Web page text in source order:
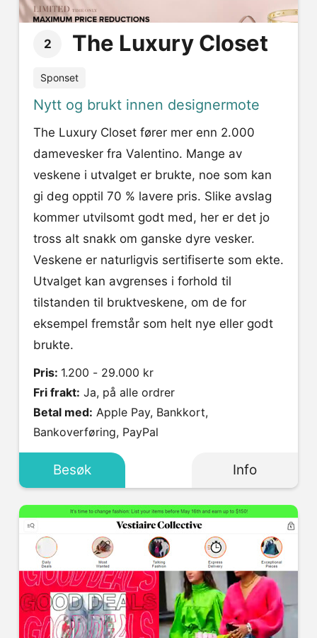
2 The Luxury Closet
Sponset
Nytt og brukt innen designermote
The Luxury Closet fører mer enn 2.000
damevesker fra Valentino. Mange av
veskene i utvalget er brukte, noe som kan
gi deg opptil 70 % lavere pris. Slike avslag
kommer utvilsomt godt med, her er det jo
tross alt snakk om ganske dyre vesker.
Veskene er naturligvis sertifiserte som ekte.
Utvalget kan avgrenses i forhold til
tilstanden til bruktveskene, om de for
eksempel fremstår som helt nye eller godt
brukte.
Pris: 1.200 - 29.000 kr
Fri frakt: Ja, på alle ordrer
Betal med:
Bankoverføring, PayPal
Besøk Info